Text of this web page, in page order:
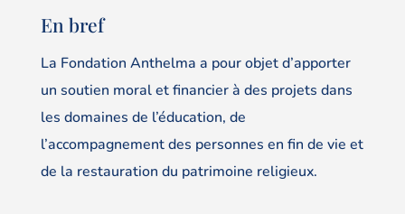
En bref
La Fondation Anthelma a pour objet d’apporter
un soutien moral et financier à des projets dans
les domaines de l’éducation, de
l’accompagnement des personnes en fin de vie et
de la restauration du patrimoine religieux.